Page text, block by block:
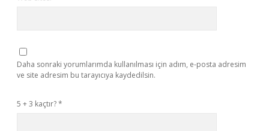
Daha sonraki yorumlarımda kullanılması için adım, e-posta adresim
ve site adresim bu tarayıcıya kaydedilsin.
5 + 3 kaçtır?*